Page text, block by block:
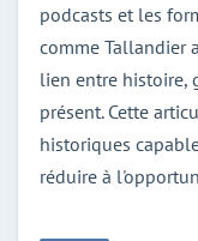
podcasts et les
comme Tallandier
lien entre histoire,
présent. Cette
historiques
réduire à